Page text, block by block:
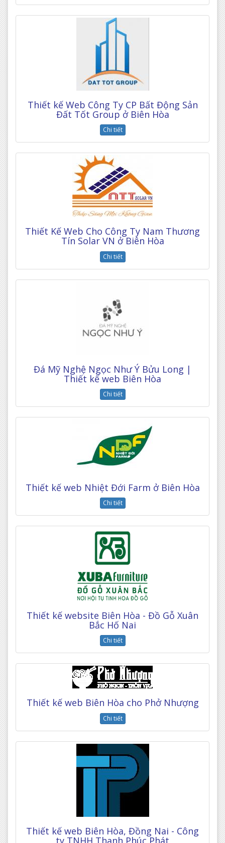
Thiết kế Web Công Ty CP Bất Động Sản
Đất Tốt Group ở Biên Hòa
Chi tiết
Thiết Kế Web Cho Công Ty Nam Thương
Tín Solar VN ở Biên Hòa
Chi tiết
Đá Mỹ Nghệ Ngọc Như Ý Bửu Long |
Thiết kế web Biên Hòa
Chi tiết
Thiết kế web Nhiệt Đới Farm ở Biên Hòa
Chi tiết
Thiết kế website Biên Hòa - Đồ Gỗ Xuân
Bắc Hố Nai
Chi tiết
Thiết kế web Biên Hòa cho Phở Nhượng
Chi tiết
Thiết kế web Biên Hòa, Đồng Nai - Công
ty TNHH Thanh Phúc Phát